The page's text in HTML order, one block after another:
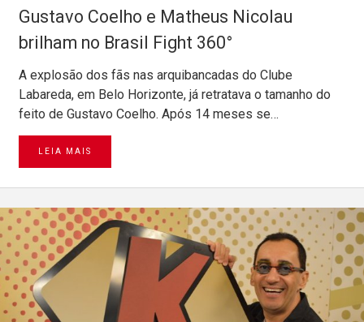
Gustavo Coelho e Matheus Nicolau
brilham no Brasil Fight 360°
A explosão dos fãs nas arquibancadas do Clube
Labareda, em Belo Horizonte, já retratava o tamanho do
feito de Gustavo Coelho. Após 14 meses se…
LEIA MAIS